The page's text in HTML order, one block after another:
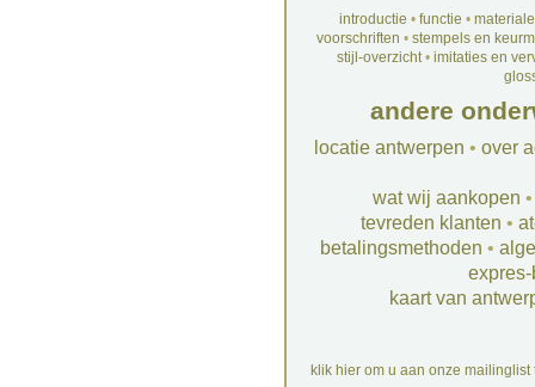
introductie • functie •
voorschriften • stempels en
stijl-overzicht• imitaties en
andere
locatie antwerpen • over
wat wij aankopen
tevreden klanten •
betalingsmethoden •
kaart van
klik hier om u aan onze mailinglist